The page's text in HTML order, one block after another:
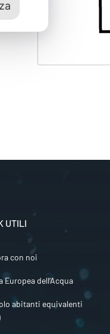
UTILI
con noi
Europea dell’Acqua
abitanti equivalenti